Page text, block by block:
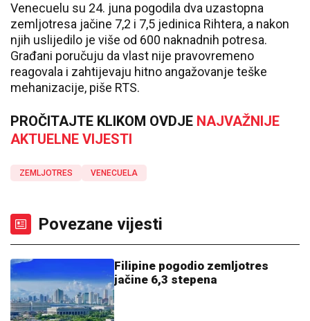
Venecuelu su 24. juna pogodila dva uzastopna
zemljotresa jačine 7,2 i 7,5 jedinica Rihtera, a nakon
njih uslijedilo je više od 600 naknadnih potresa.
Građani poručuju da vlast nije pravovremeno
reagovala i zahtijevaju hitno angažovanje teške
mehanizacije, piše RTS.
PROČITAJTE KLIKOM OVDJE NAJVAŽNIJE
AKTUELNE VIJESTI
ZEMLJOTRES VENECUELA
Povezane vijesti
Filipine pogodio zemljotres
jačine 6,3 stepena